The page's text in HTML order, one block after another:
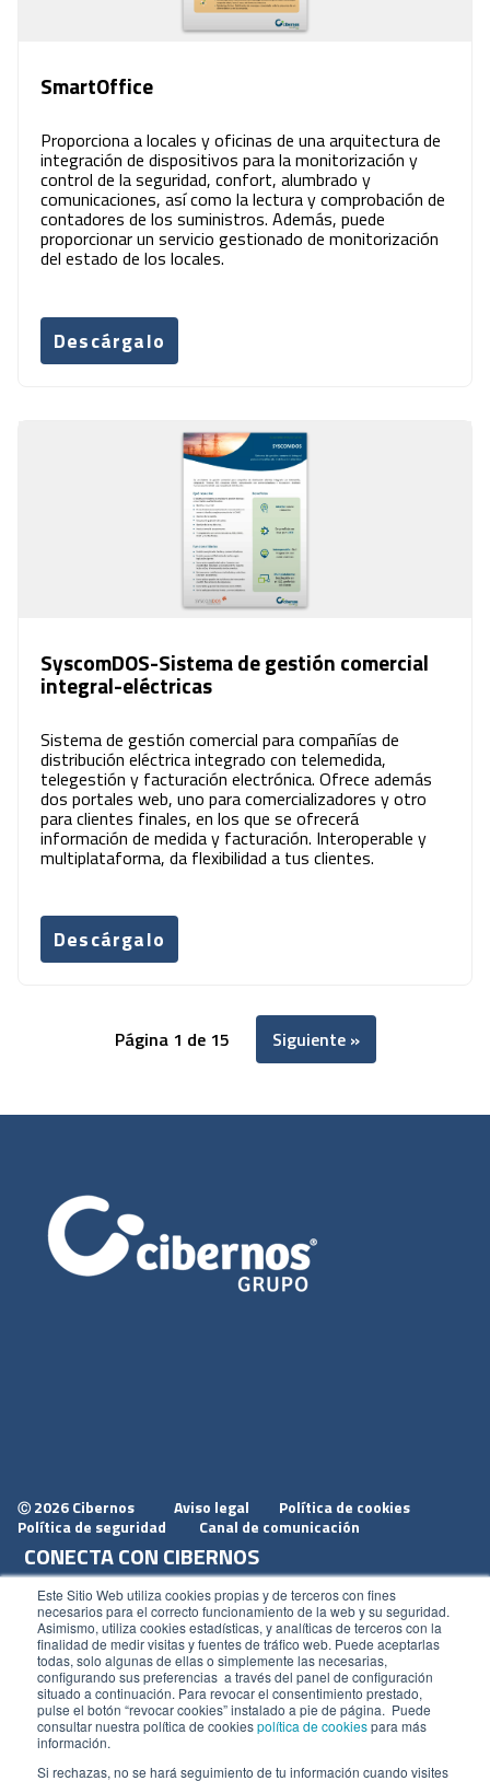
Este Sitio Web utiliza cookies propias y de terceros con fines
necesarios para el correcto funcionamiento de la web y su seguridad.
Asimismo, utiliza cookies estadísticas, y analíticas de terceros con la
finalidad de medir visitas y fuentes de tráfico web. Puede aceptarlas
todas, solo algunas de ellas o simplemente las necesarias,
configurando sus preferencias a través del panel de configuración
situado a continuación. Para revocar el consentimiento prestado,
pulse el botón “revocar cookies” instalado a pie de página. Puede
consultar nuestra política de cookiespolítica de cookiespara más
información.
Si rechazas, no se hará seguimiento de tu información cuando visites
SmartOffice
Proporciona a locales y oficinas de una arquitectura de
integración de dispositivos para la monitorización y
control de la seguridad, confort, alumbrado y
comunicaciones, así como la lectura y comprobación de
contadores de los suministros. Además, puede
proporcionar un servicio gestionado de monitorización
del estado de los locales.
Descárgalo
SyscomDOS-Sistema de gestión comercial
integral-eléctricas
Sistema de gestión comercial para compañías de
distribución eléctrica integrado con telemedida,
telegestión y facturación electrónica. Ofrece además
dos portales web, uno para comercializadores y otro
para clientes finales, en los que se ofrecerá
información de medida y facturación. Interoperable y
multiplataforma, da flexibilidad a tus clientes.
Descárgalo
Página 1 de 15 Siguiente »
Ⓒ 2026 Cibernos Aviso legal
Política de cookies
Política de seguridad
Canal de comunicación
CONECTA CON CIBERNOS
Únete a nosotros
Dónde estamos
Conoce nuestro blog
ACCESOS